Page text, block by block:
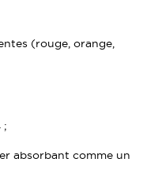
(rouge, orange,
;
absorbant comme un